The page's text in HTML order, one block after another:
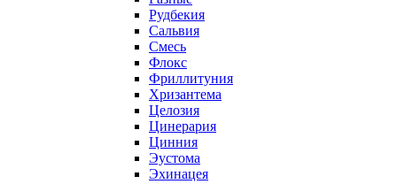
Рудбекия
Сальвия
Смесь
Флокс
Фриллитуния
Хризантема
Целозия
Цинерария
Цинния
Эустома
Эхинацея